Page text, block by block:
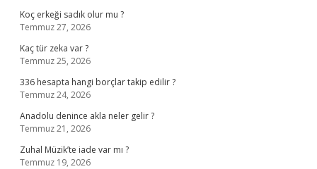
Koç erkeği sadık olur mu ?
Temmuz 27, 2026
Kaç tür zeka var ?
Temmuz 25, 2026
336 hesapta hangi borçlar takip edilir ?
Temmuz 24, 2026
Anadolu denince akla neler gelir ?
Temmuz 21, 2026
Zuhal Müzik’te iade var mı ?
Temmuz 19, 2026